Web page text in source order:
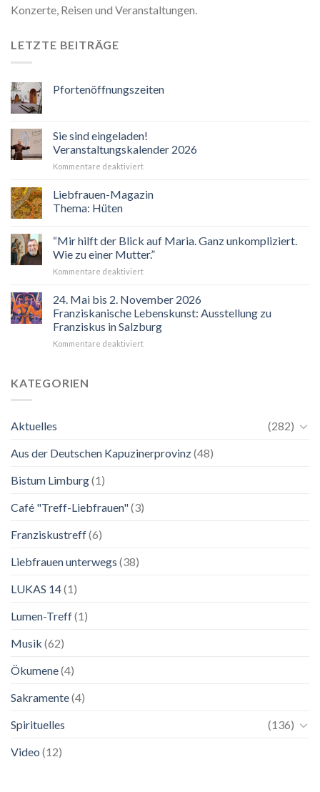
Konzerte, Reisen und Veranstaltungen.
LETZTE BEITRÄGE
Pfortenöffnungszeiten
Sie sind eingeladen!
Veranstaltungskalender 2026
Kommentare deaktiviertfür
sind
eingeladen!
Liebfrauen-Magazin
Thema: Hüten
“Mir hilft der Blick auf Maria. Ganz unkompliziert.
Wie zu einer Mutter.”
Kommentare deaktiviertfür
hilft
der
Blick
auf
Maria.
24. Mai bis 2. November 2026
Franziskanische Lebenskunst: Ausstellung zu
Franziskus in Salzburg
Kommentare deaktiviertfür
Ausstellung
KATEGORIEN
Aktuelles
(282)
Aus der Deutschen Kapuzinerprovinz(48)
Bistum Limburg(1)
Café "Treff-Liebfrauen"(3)
Franziskustreff(6)
Liebfrauen unterwegs (38)
LUKAS 14(1)
Lumen-Treff(1)
Musik (62)
Ökumene(4)
Sakramente(4)
Spirituelles
(136)
Video (12)